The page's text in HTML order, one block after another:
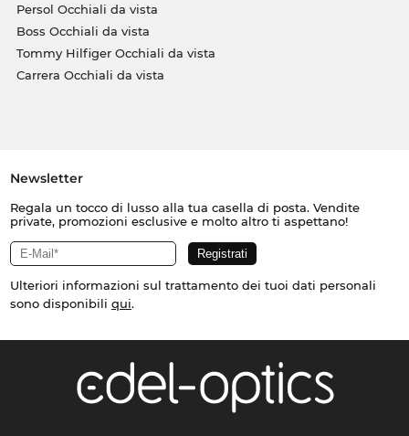
Persol Occhiali da vista
Boss Occhiali da vista
Tommy Hilfiger Occhiali da vista
Carrera Occhiali da vista
Newsletter
Regala un tocco di lusso alla tua casella di posta. Vendite
private, promozioni esclusive e molto altro ti aspettano!
Ulteriori informazioni sul trattamento dei tuoi dati personali
sono disponibili qui.